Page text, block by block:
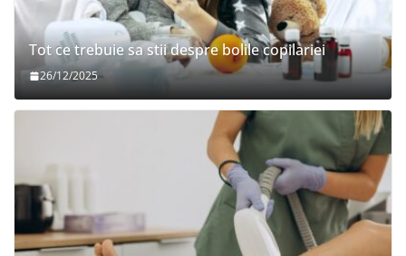
Tot ce trebuie sa stii despre bolile copilariei
26/12/2025